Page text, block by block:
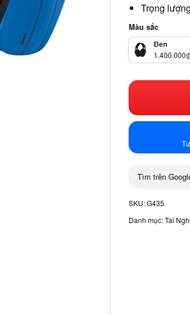
Trọng
Màu sắc
Đen
1.400.000₫
Tìm trên
SKU:G435
Danh mục:Tai